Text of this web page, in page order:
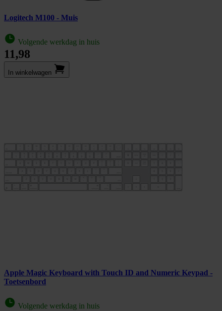
Logitech M100 - Muis
Volgende werkdag in huis
11,98
In winkel­wagen
Apple Magic Keyboard with Touch ID and Numeric Keypad -
Toetsenbord
Volgende werkdag in huis